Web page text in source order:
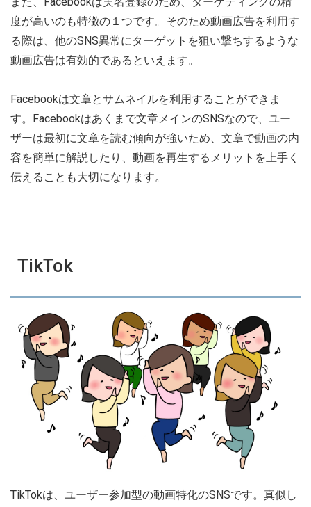
度が高いのも特徴の１つです。そのため動画広告を利用す
る際は、他のSNS異常にターゲットを狙い撃ちするような
動画広告は有効的であるといえます。
Facebookは文章とサムネイルを利用することができま
す。Facebookはあくまで文章メインのSNSなので、ユー
ザーは最初に文章を読む傾向が強いため、文章で動画の内
容を簡単に解説したり、動画を再生するメリットを上手く
伝えることも大切になります。
TikTok
TikTokは、ユーザー参加型の動画特化のSNSです。真似し